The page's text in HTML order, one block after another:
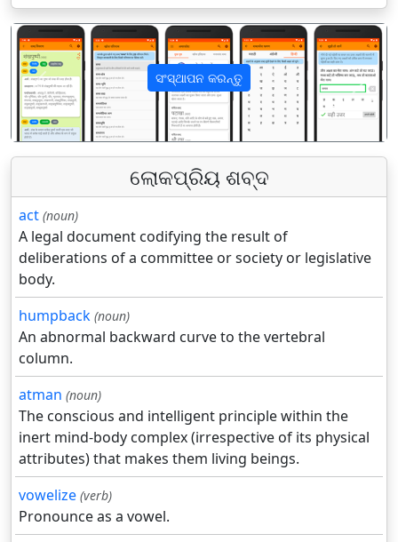
ସଂସ୍ଥାପନ କରନ୍ତୁ
पिछला अगला
ଲୋକପ୍ରିୟ ଶବ୍ଦ
act (noun)
A legal document codifying the result of
deliberations of a committee or society or legislative
body.
humpback (noun)
An abnormal backward curve to the vertebral
column.
atman (noun)
The conscious and intelligent principle within the
inert mind-body complex (irrespective of its physical
attributes) that makes them living beings.
vowelize (verb)
Pronounce as a vowel.